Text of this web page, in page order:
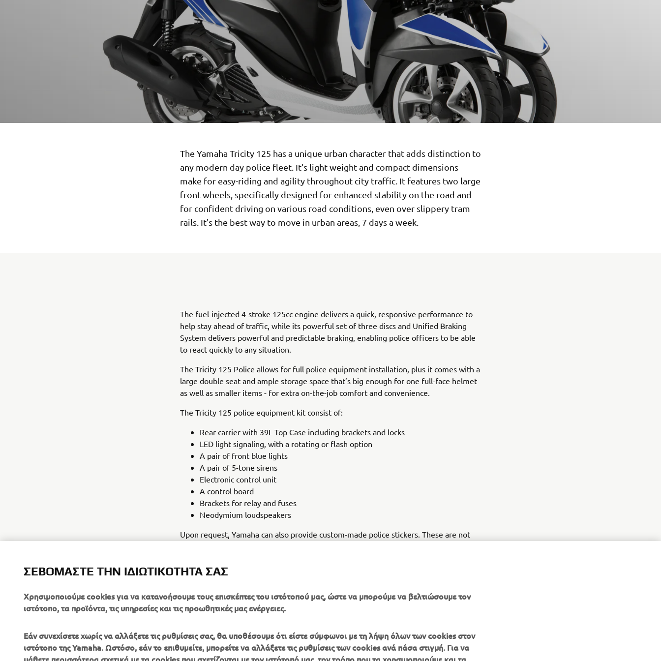
The Yamaha Tricity 125 has a unique urban character that adds distinction to
any modern day police fleet. It’s light weight and compact dimensions
make for easy-riding and agility throughout city traffic. It features two large
front wheels, specifically designed for enhanced stability on the road and
for confident driving on various road conditions, even over slippery tram
rails. It's the best way to move in urban areas, 7 days a week.
The fuel-injected 4-stroke 125cc engine delivers a quick, responsive performance to
help stay ahead of traffic, while its powerful set of three discs and Unified Braking
System delivers powerful and predictable braking, enabling police officers to be able
to react quickly to any situation.
The Tricity 125 Police allows for full police equipment installation, plus it comes with a
large double seat and ample storage space that’s big enough for one full-face helmet
as well as smaller items - for extra on-the-job comfort and convenience.
The Tricity 125 police equipment kit consist of:
Rear carrier with 39L Top Case including brackets and locks
LED light signaling, with a rotating or flash option
A pair of front blue lights
A pair of 5-tone sirens
Electronic control unit
A control board
Brackets for relay and fuses
Neodymium loudspeakers
Upon request, Yamaha can also provide custom-made police stickers. These are not
that Yamaha has been known to deliver since 1987.
ΣΕΒΌΜΑΣΤΕ ΤΗΝ ΙΔΙΩΤΙΚΌΤΗΤΆ ΣΑΣ
Χρησιμοποιούμε cookies για να κατανοήσουμε τους επισκέπτες του ιστότοπού μας, ώστε να μπορούμε να βελτιώσουμε τον
ιστότοπο, τα προϊόντα, τις υπηρεσίες και τις προωθητικές μας ενέργειες.
Εάν συνεχίσετε χωρίς να αλλάξετε τις ρυθμίσεις σας, θα υποθέσουμε ότι είστε σύμφωνοι με τη λήψη όλων των cookies στον
ιστότοπο της Yamaha. Ωστόσο, εάν το επιθυμείτε, μπορείτε να αλλάξετε τις ρυθμίσεις των cookies ανά πάσα στιγμή. Για να